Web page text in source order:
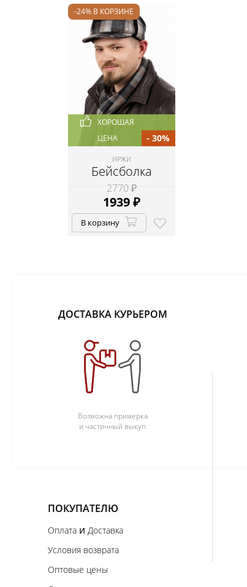
-24% В КОРЗИНЕ
ХОРОШАЯ
ЦЕНА
ИРЖИ
Бейсболка
2770 ₽
1939₽
- 30%
В корзину
ДОСТАВКА КУРЬЕРОМ
Возможна примерка
и частичный выкуп
ПОКУПАТЕЛЮ
Оплата и Доставка
Условия возврата
Оптовые цены